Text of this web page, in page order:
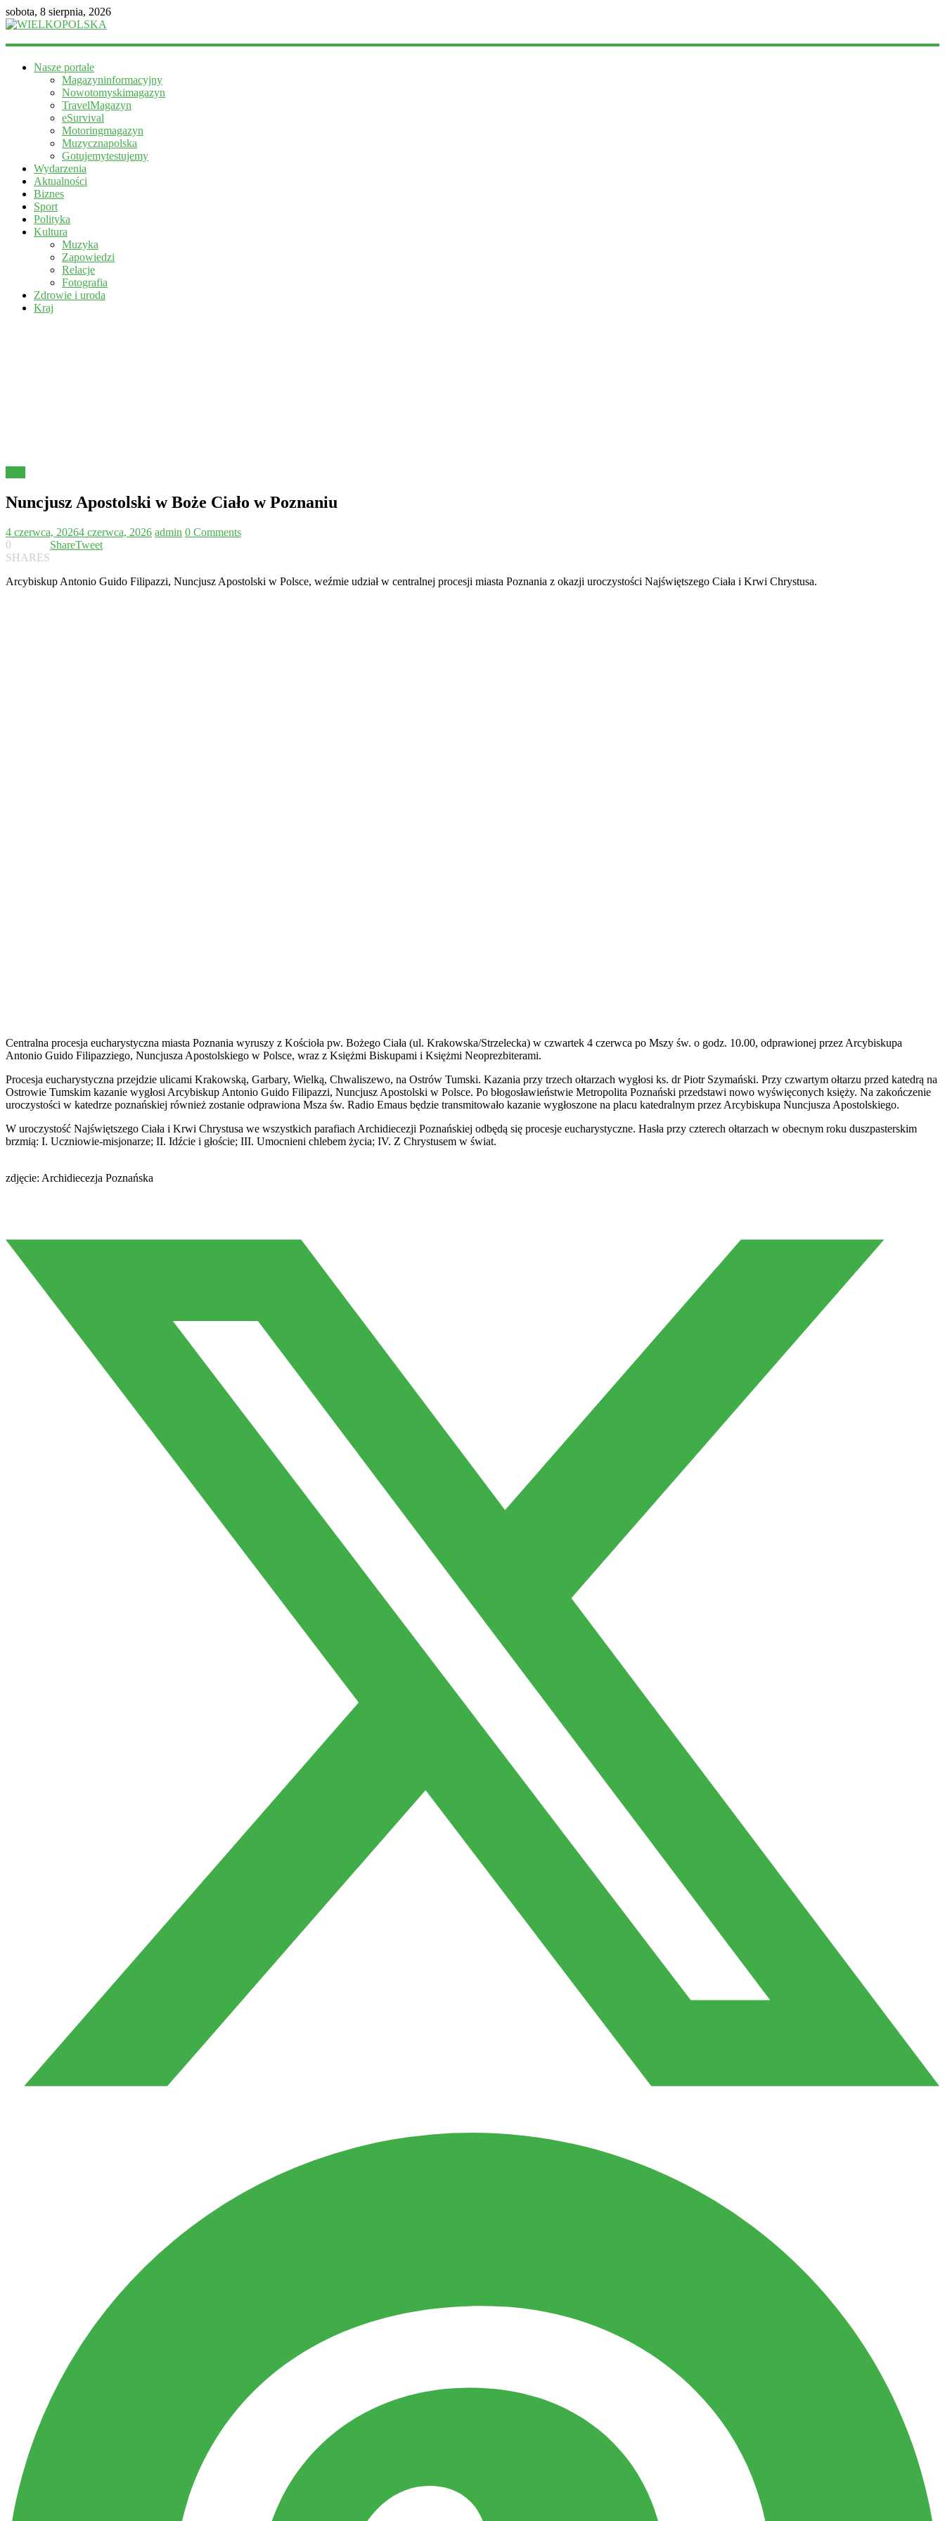
sobota, 8 sierpnia, 2026
WIELKOPOLSKA
informacyjny
Nasze portale
Magazyninformacyjny
Nowotomyskimagazyn
TravelMagazyn
eSurvival
Motoringmagazyn
Muzycznapolska
Gotujemytestujemy
Wydarzenia
Aktualności
Biznes
Sport
Polityka
Kultura
Muzyka
Zapowiedzi
Relacje
Fotografia
Zdrowie i uroda
Kraj
Nuncjusz Apostolski w Boże Ciało w Poznaniu
4 czerwca, 20264 czerwca, 2026 admin 0 Comments
0
SHARES
ShareTweet
Arcybiskup Antonio Guido Filipazzi, Nuncjusz Apostolski w Polsce, weźmie udział w centralnej procesji miasta Poznania z okazji uroczystości Najświętszego Ciała i Krwi Chrystusa.
Centralna procesja eucharystyczna miasta Poznania wyruszy z Kościoła pw. Bożego Ciała (ul. Krakowska/Strzelecka) w czwartek 4 czerwca po Mszy św. o godz. 10.00, odprawionej przez Arcybiskupa
Antonio Guido Filipazziego, Nuncjusza Apostolskiego w Polsce, wraz z Księżmi Biskupami i Księżmi Neoprezbiterami.
Procesja eucharystyczna przejdzie ulicami Krakowską, Garbary, Wielką, Chwaliszewo, na Ostrów Tumski. Kazania przy trzech ołtarzach wygłosi ks. dr Piotr Szymański. Przy czwartym ołtarzu przed katedrą na
Ostrowie Tumskim kazanie wygłosi Arcybiskup Antonio Guido Filipazzi, Nuncjusz Apostolski w Polsce. Po błogosławieństwie Metropolita Poznański przedstawi nowo wyświęconych księży. Na zakończenie
uroczystości w katedrze poznańskiej również zostanie odprawiona Msza św. Radio Emaus będzie transmitowało kazanie wygłoszone na placu katedralnym przez Arcybiskupa Nuncjusza Apostolskiego.
W uroczystość Najświętszego Ciała i Krwi Chrystusa we wszystkich parafiach Archidiecezji Poznańskiej odbędą się procesje eucharystyczne. Hasła przy czterech ołtarzach w obecnym roku duszpasterskim
brzmią: I. Uczniowie-misjonarze; II. Idźcie i głoście; III. Umocnieni chlebem życia; IV. Z Chrystusem w świat.
zdjęcie: Archidiecezja Poznańska